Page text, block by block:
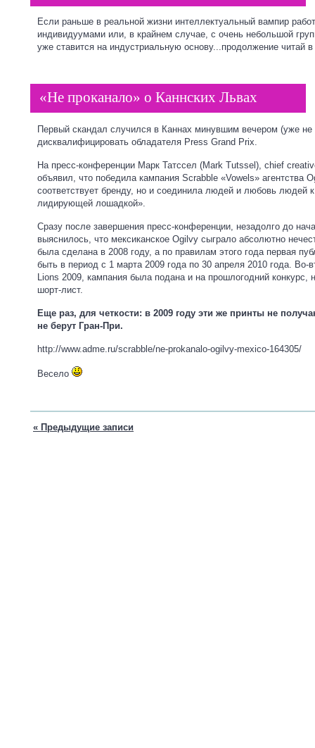
Если раньше в реальной жизни интеллектуальный вампир
индивидуумами или, в крайнем случае, с очень небольшой
уже ставится на индустриальную основу...продолжение читай
«Не проканало» о Каннских Львах
Первый скандал случился в Каннах минувшим вечером (уже
дисквалифицировать обладателя Press Grand Prix.
На пресс-конференции Марк Татссел (Mark Tutssel), chief
объявил, что победила кампания Scrabble «Vowels» агентства
соответствует бренду, но и соединила людей и любовь
лидирующей лошадкой».
Сразу после завершения пресс-конференции, незадолго до
выяснилось, что мексиканское Ogilvy сыграло абсолютно
была сделана в 2008 году, а по правилам этого года первая
быть в период с 1 марта 2009 года по 30 апреля 2010 года. Во-
Lions 2009, кампания была подана и на прошлогодний
шорт-лист.
Еще раз, для четкости: в 2009 году эти же принты не
не берут Гран-При.
http://www.adme.ru/scrabble/ne-prokanalo-ogilvy-mexico-164305/
Весело
« Предыдущие записи